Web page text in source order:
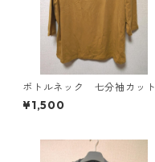
ボトルネック 七分袖カット
ソー ４Ｌ マスタード KA
E-4816
¥1,500